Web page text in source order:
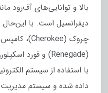
بالا و توانایی‌های آف‌رود
دیفرانسیل است. با
با استفاده از سیستم
داده شده و سیستم